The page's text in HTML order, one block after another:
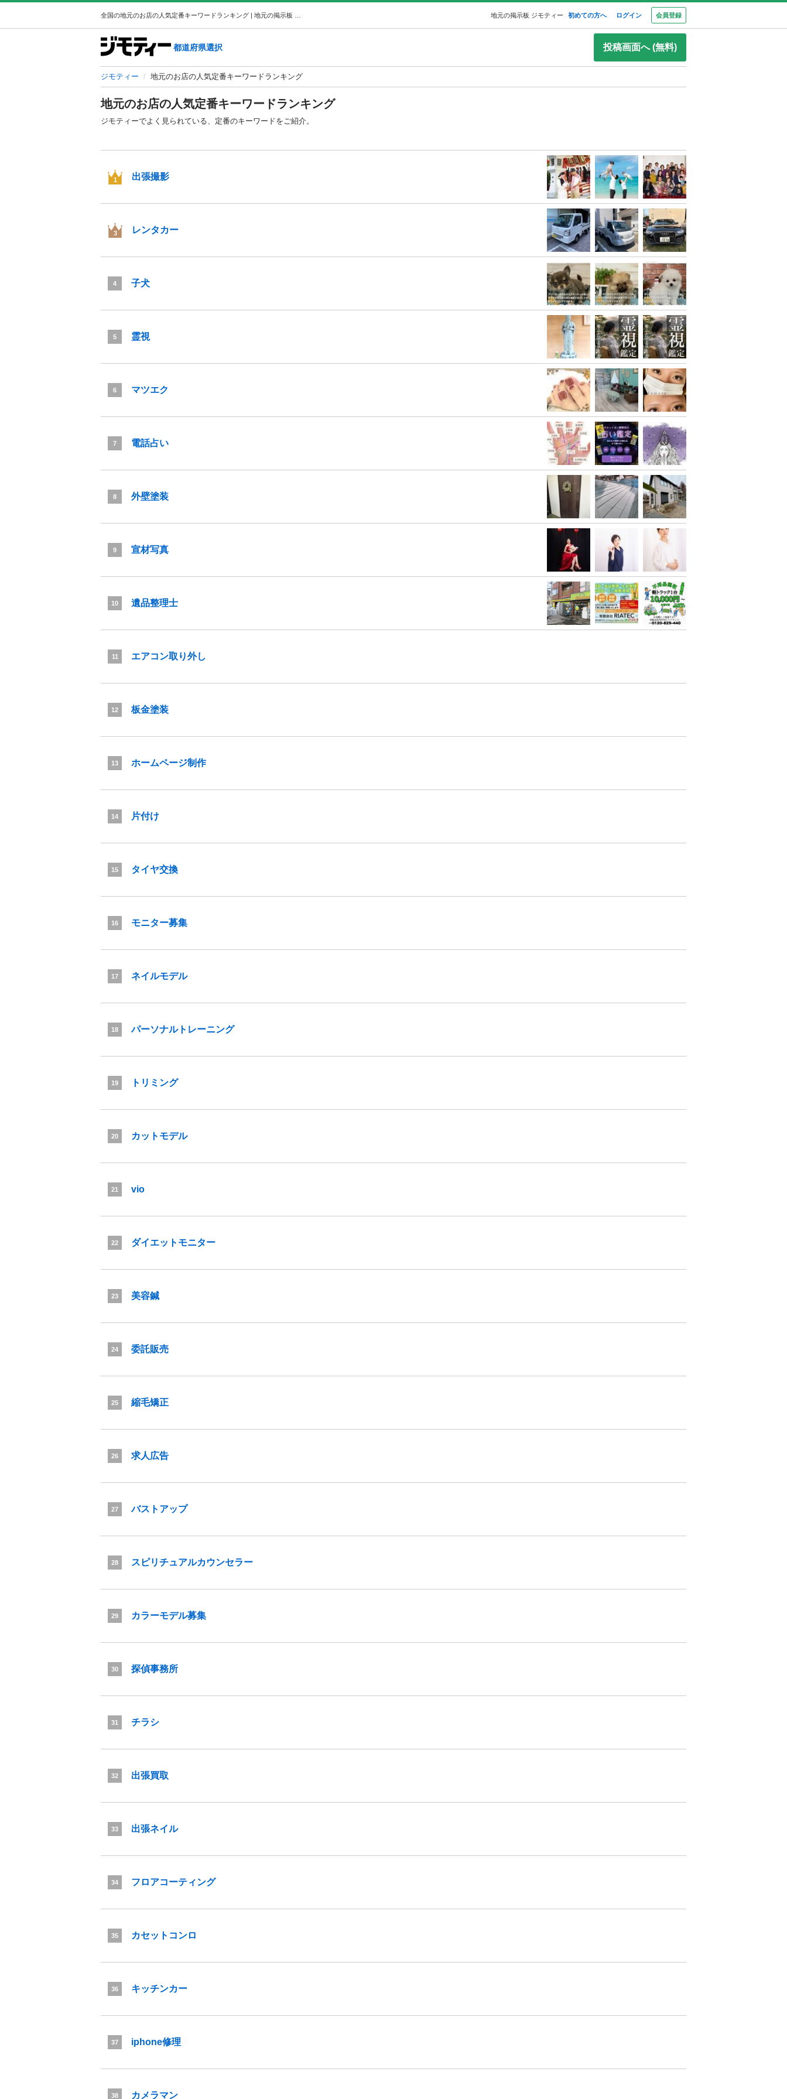
地元の掲示板 ジモティー 初めての方へ ログイン 会員登録
都道府県選択 投稿画面へ (無料)
ジモティー 地元のお店の人気定番キーワードランキング
地元のお店の人気定番キーワードランキング
ジモティーでよく見られている、定番のキーワードをご紹介。
1 出張撮影
3 レンタカー
4 子犬
5 霊視
6 マツエク
7 電話占い
8 外壁塗装
9 宣材写真
10 遺品整理士
11 エアコン取り外し
12 板金塗装
13 ホームページ制作
14 片付け
15 タイヤ交換
16 モニター募集
17 ネイルモデル
18 パーソナルトレーニング
19 トリミング
20 カットモデル
21 vio
22 ダイエットモニター
23 美容鍼
24 委託販売
25 縮毛矯正
26 求人広告
27 バストアップ
28 スピリチュアルカウンセラー
29 カラーモデル募集
30 探偵事務所
31 チラシ
32 出張買取
33 出張ネイル
34 フロアコーティング
35 カセットコンロ
36 キッチンカー
37 iphone修理
38 カメラマン